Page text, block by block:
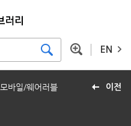
EN
이전
| 모바일/웨어러블